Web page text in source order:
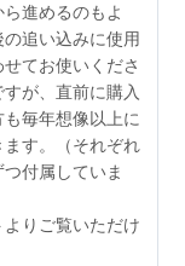
進めるのもよ
追い込みに使用
てお使いくださ
が、直前に購入
毎年想像以上に
す。（それぞれ
付属していま
よりご覧いただけ